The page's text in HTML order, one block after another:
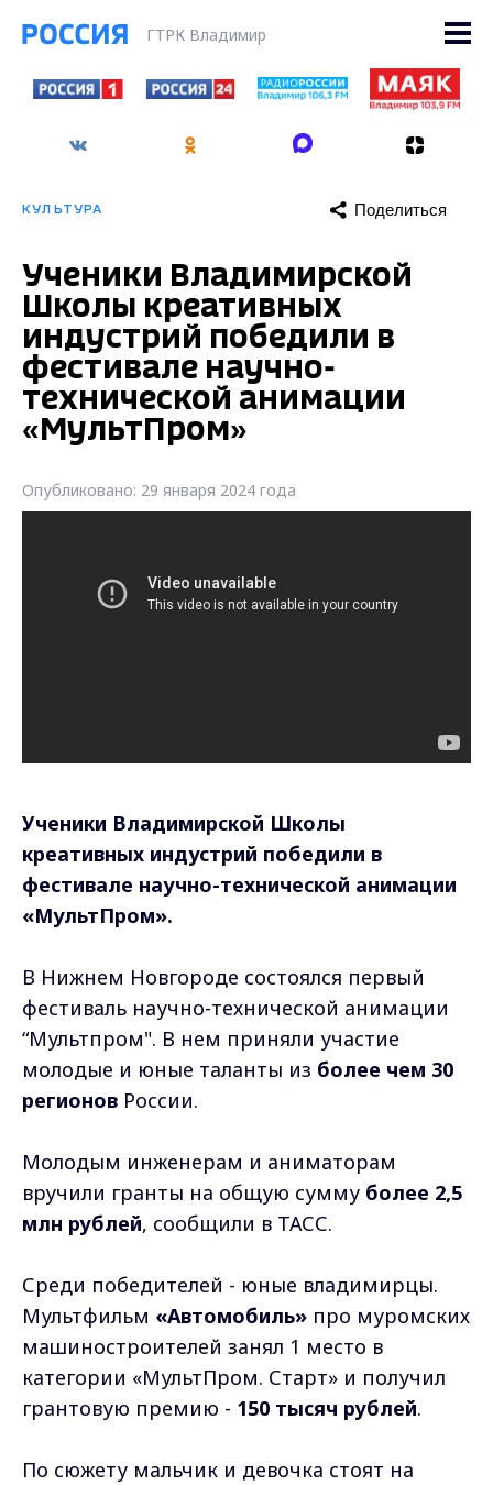
ГТРК Владимир
КУЛЬТУРА Поделиться
Ученики Владимирской
Школы креативных
индустрий победили в
фестивале научно-
технической анимации
«МультПром»
Опубликовано: 29 января 2024 года
Ученики Владимирской Школы
креативных индустрий победили в
фестивале научно-технической анимации
«МультПром».
В Нижнем Новгороде состоялся первый
фестиваль научно-технической анимации
“Мультпром". В нем приняли участие
молодые и юные таланты из более чем 30
регионов России.
Молодым инженерам и аниматорам
вручили гранты на общую сумму более 2,5
млн рублей, сообщили в ТАСС.
Среди победителей - юные владимирцы.
Мультфильм «Автомобиль» про муромских
машиностроителей занял 1 место в
категории «МультПром. Старт» и получил
грантовую премию - 150 тысяч рублей.
По сюжету мальчик и девочка стоят на